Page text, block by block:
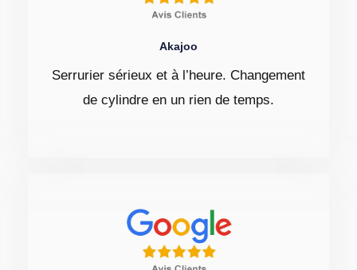
Akajoo
Serrurier sérieux et à l’heure. Changement
de cylindre en un rien de temps.